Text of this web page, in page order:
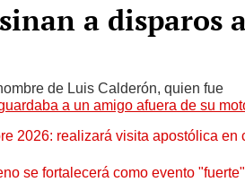
a disparos
de Luis Calderón, quien fue
a un amigo afuera de su
2026: realizará visita apostólica en
se fortalecerá como evento